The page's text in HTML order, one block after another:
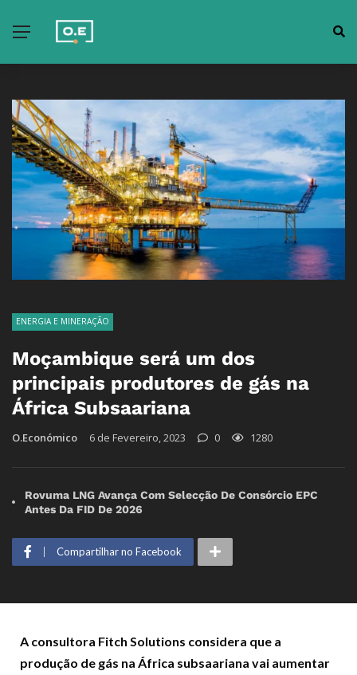
ENERGIA E MINERAÇÃO
Moçambique será um dos
principais produtores de gás na
África Subsaariana
O.Económico 6 de Fevereiro, 2023 0 1280
Rovuma LNG Avança Com Selecção De Consórcio EPC
Antes Da FID De 2026
Compartilhar no Facebook
A consultora Fitch Solutions considera que a
produção de gás na África subsaariana vai aumentar